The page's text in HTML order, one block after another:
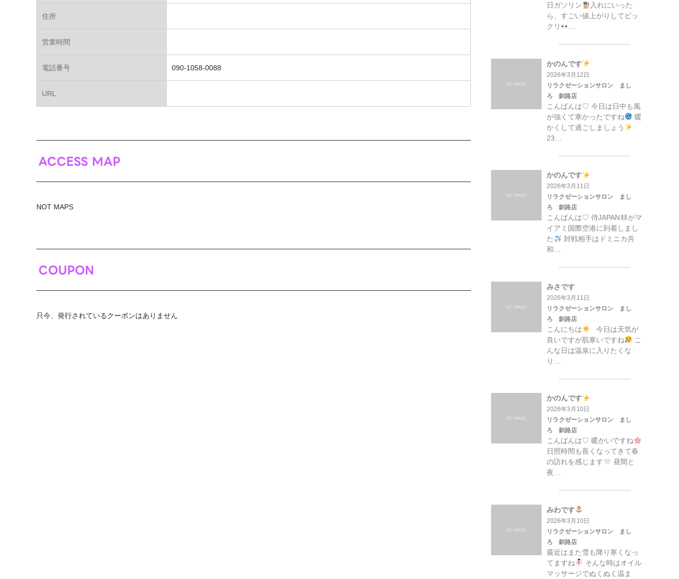
住所
営業時間
電話番号 090-1058-0088
URL
ACCESS MAP
NOT MAPS
COUPON
只今、発行されているクーポンはありません
日ガソリン
入れにいった
ら、すごい値上がりしてビッ
クリ
…
かのんです
2026年3月12日
リラクゼーションサロン まし
ろ 釧路店
こんばんは♡ 今日は日中も風
が強くて寒かったですね
暖
かくして過ごしましょう
23…
かのんです
2026年3月11日
リラクゼーションサロン まし
ろ 釧路店
こんばんは♡ 侍JAPAN
がマ
イアミ国際空港に到着しまし
た
対戦相手はドミニカ共
和…
みさです
2026年3月11日
リラクゼーションサロン まし
ろ 釧路店
こんにちは
今日は天気が
良いですが肌寒いですね
こ
んな日は温泉に入りたくな
り…
かのんです
2026年3月10日
リラクゼーションサロン まし
ろ 釧路店
こんばんは♡ 暖かいですね
日照時間も長くなってきて春
の訪れを感じます
昼間と
夜…
みわです
2026年3月10日
リラクゼーションサロン まし
ろ 釧路店
最近はまた雪も降り寒くなっ
てますね
そんな時はオイル
マッサージでぬくぬく温ま